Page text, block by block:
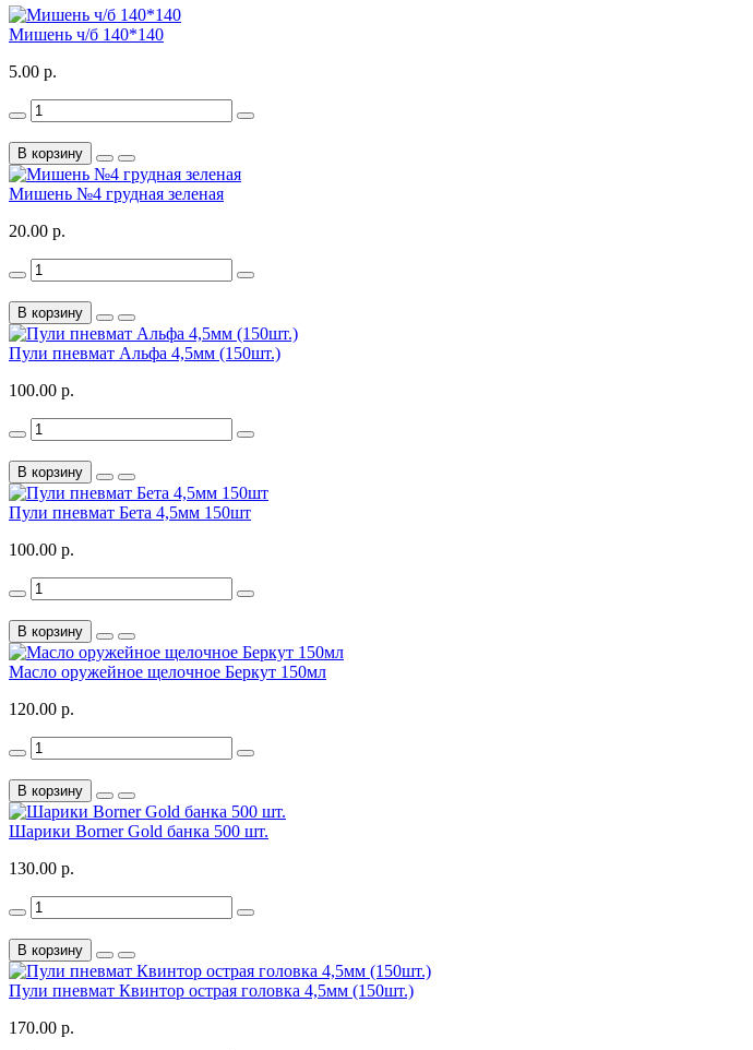
Мишень ч/б 140*140
5.00 р.
В корзину
Мишень №4 грудная зеленая
20.00 р.
В корзину
Пули пневмат Альфа 4,5мм (150шт.)
100.00 р.
В корзину
Пули пневмат Бета 4,5мм 150шт
100.00 р.
В корзину
Масло оружейное щелочное Беркут 150мл
120.00 р.
В корзину
Шарики Вorner Gold банка 500 шт.
130.00 р.
В корзину
Пули пневмат Квинтор острая головка 4,5мм (150шт.)
170.00 р.